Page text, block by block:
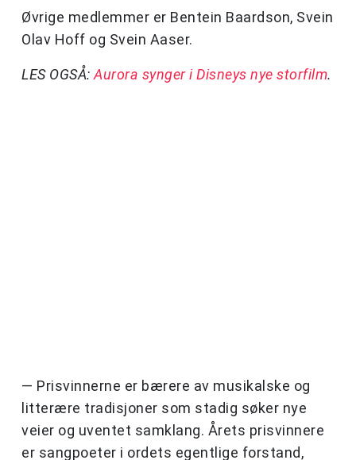
Øvrige medlemmer er Bentein Baardson, Svein
Olav Hoff og Svein Aaser.
LES OGSÅ: Aurora synger i Disneys nye storfilm.
— Prisvinnerne er bærere av musikalske og
litterære tradisjoner som stadig søker nye
veier og uventet samklang. Årets prisvinnere
er sangpoeter i ordets egentlige forstand,